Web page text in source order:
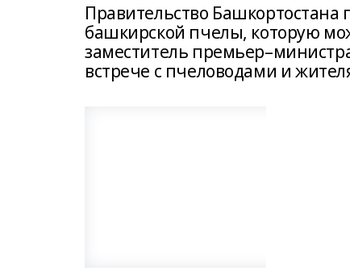
Правительство
башкирской пчелы, которую
заместитель
встрече с пчеловодами и